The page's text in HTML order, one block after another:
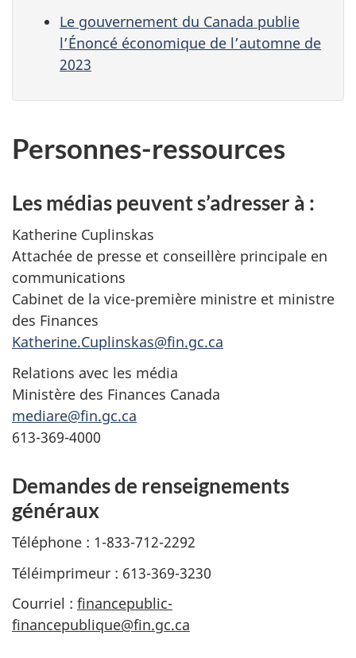
Le gouvernement du Canada publie
l’Énoncé économique de l’automne de
2023
Personnes-ressources
Les médias peuvent s’adresser à :
Katherine Cuplinskas
Attachée de presse et conseillère principale en
communications
Cabinet de la vice-première ministre et ministre
des Finances
Katherine.Cuplinskas@fin.gc.ca
Relations avec les média
Ministère des Finances Canada
mediare@fin.gc.ca
613-369-4000
Demandes de renseignements
généraux
Téléphone : 1-833-712-2292
Téléimprimeur : 613-369-3230
Courriel : financepublic-
financepublique@fin.gc.ca